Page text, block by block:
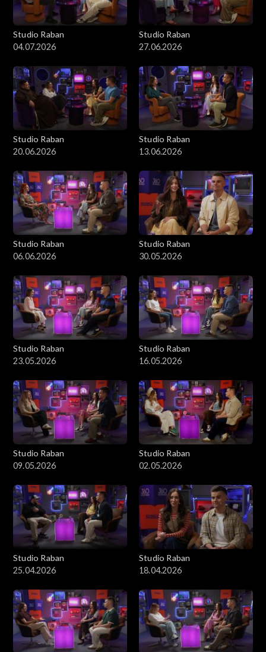
Studio Raban
04.07.2026
Studio Raban
27.06.2026
Studio Raban
20.06.2026
Studio Raban
13.06.2026
Studio Raban
06.06.2026
Studio Raban
30.05.2026
Studio Raban
23.05.2026
Studio Raban
16.05.2026
Studio Raban
09.05.2026
Studio Raban
02.05.2026
Studio Raban
25.04.2026
Studio Raban
18.04.2026